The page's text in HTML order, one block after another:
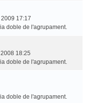
17:17
doble de l'agrupament.
18:25
doble de l'agrupament.
doble de l'agrupament.